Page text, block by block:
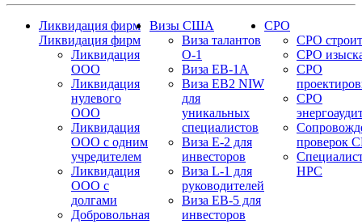
Ликвидация фирм
Ликвидация фирм
Ликвидация
ООО
Ликвидация
нулевого
ООО
Ликвидация
ООО с одним
учредителем
Ликвидация
ООО с
долгами
Добровольная
Визы США
Виза талантов
О-1
Виза EB-1A
Виза EB2 NIW
для
уникальных
специалистов
Виза E-2 для
инвесторов
Виза L-1 для
руководителей
Виза EB-5 для
инвесторов
СРО
СРО
СРО
СРО
СРО
проверок
НРС